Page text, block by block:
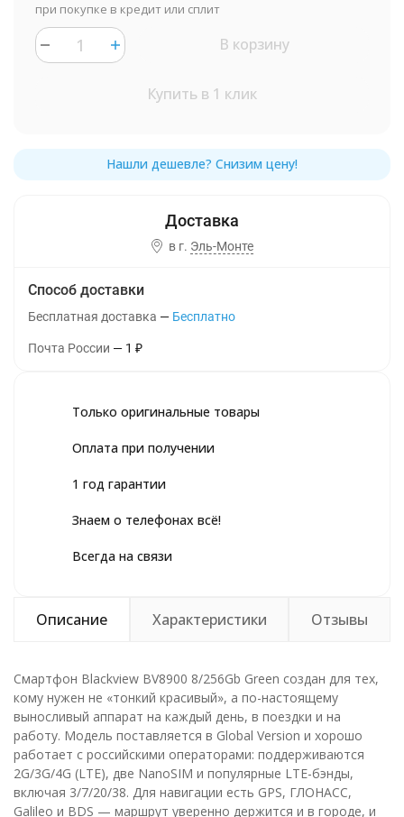
при покупке в кредит или сплит
В корзину
Купить в 1 клик
в г. Эль-Монте
Способ доставки
Бесплатная доставка Бесплатно
Почта России 1 ₽
Только оригинальные товары
Оплата при получении
1 год гарантии
Знаем о телефонах всё!
Всегда на связи
Описание Характеристики Отзывы
Смартфон Blackview BV8900 8/256Gb Green создан для тех,
кому нужен не «тонкий красивый», а по-настоящему
выносливый аппарат на каждый день, в поездки и на
работу. Модель поставляется в Global Version и хорошо
работает с российскими операторами: поддерживаются
2G/3G/4G (LTE), две NanoSIM и популярные LTE-бэнды,
включая 3/7/20/38. Для навигации есть GPS, ГЛОНАСС,
Galileo и BDS — маршрут уверенно держится и в городе, и